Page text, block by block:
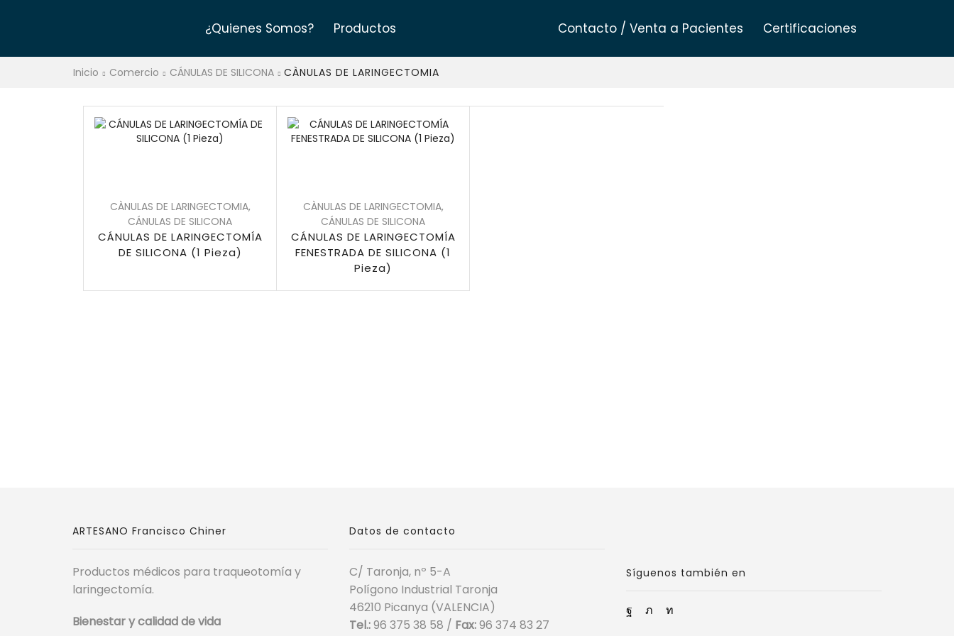
¿Quienes Somos? Productos Contacto / Venta a Pacientes Certificaciones
Inicio Comercio CÁNULAS DE SILICONA CÀNULAS DE LARINGECTOMIA
CÀNULAS DE LARINGECTOMIA,
CÁNULAS DE SILICONA
CÁNULAS DE LARINGECTOMÍA
DE SILICONA (1 Pieza)
CÀNULAS DE LARINGECTOMIA,
CÁNULAS DE SILICONA
CÁNULAS DE LARINGECTOMÍA
FENESTRADA DE SILICONA (1
Pieza)
ARTESANO Francisco Chiner
Productos médicos para traqueotomía y
laringectomía.
Bienestar y calidad de vida
Datos de contacto
C/ Taronja, nº 5-A
Polígono Industrial Taronja
46210 Picanya (VALENCIA)
Tel.:96 375 38 58 / Fax:96 374 83 27
Síguenos también en